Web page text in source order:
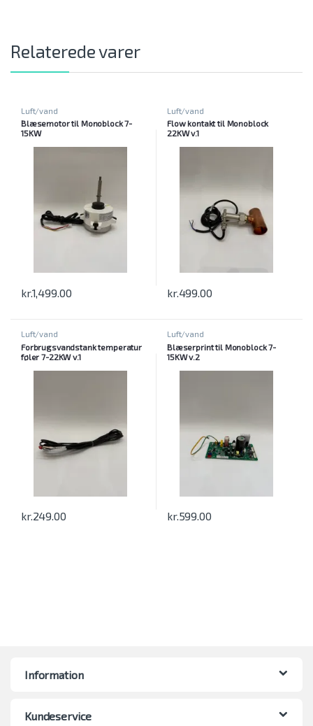
Relaterede varer
Luft/vand
Blæsemotor til Monoblock 7-
15KW
kr.1,499.00
Luft/vand
Flow kontakt til Monoblock
22KW v.1
kr.499.00
Luft/vand
Forbrugsvandstank temperatur
føler 7-22KW v.1
kr.249.00
Luft/vand
Blæserprint til Monoblock 7-
15KW v.2
kr.599.00
Information
Kundeservice